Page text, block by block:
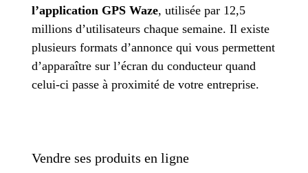
l’application GPS Waze, utilisée par 12,5
millions d’utilisateurs chaque semaine. Il existe
plusieurs formats d’annonce qui vous permettent
d’apparaître sur l’écran du conducteur quand
celui-ci passe à proximité de votre entreprise.
Vendre ses produits en ligne